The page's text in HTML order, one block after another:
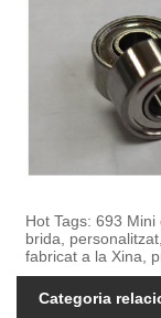
Hot Tags: 693
brida,
fabricat a la Xina,
Categoria